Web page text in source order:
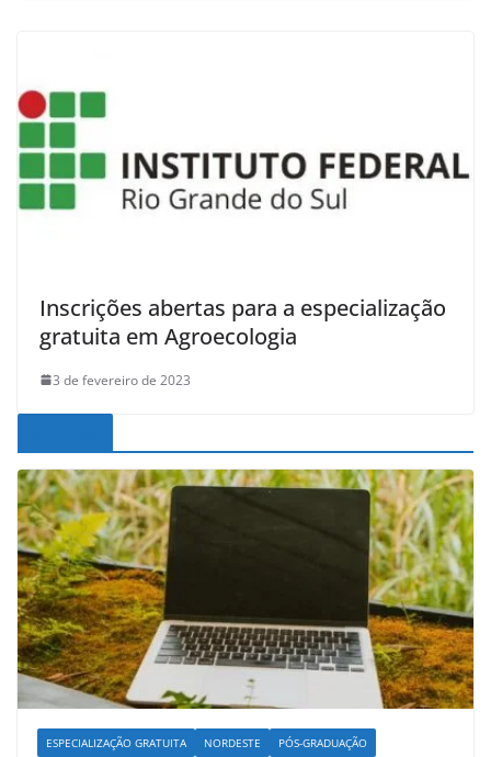
Inscrições abertas para a especialização
gratuita em Agroecologia
3 de fevereiro de 2023
ESPECIALIZAÇÃO GRATUITA NORDESTE
PÓS-GRADUAÇÃO